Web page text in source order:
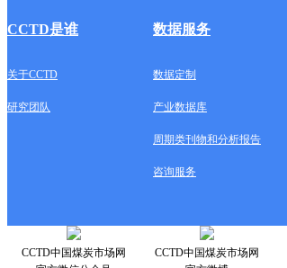
CCTD是谁 数据服务
关于CCTD 数据定制
研究团队 产业数据库
周期类刊物和分析报告
咨询服务
CCTD中国煤炭市场网
CCTD中国煤炭市场网